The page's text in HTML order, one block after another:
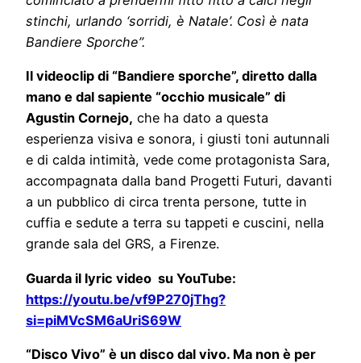
stinchi, urlando ‘sorridi, è Natale’. Così è nata
Bandiere Sporche”.
Il videoclip di “Bandiere sporche”, diretto dalla
mano e dal sapiente “occhio musicale” di
Agustin Cornejo, che ha dato a questa
esperienza visiva e sonora, i giusti toni autunnali
e di calda intimità, vede come protagonista Sara,
accompagnata dalla band Progetti Futuri, davanti
a un pubblico di circa trenta persone, tutte in
cuffia e sedute a terra su tappeti e cuscini, nella
grande sala del GRS, a Firenze.
Guarda il lyric video su YouTube:
https://youtu.be/vf9P270jThg?
si=piMVcSM6aUriS69W
“Disco Vivo” è un disco dal vivo. Ma non è per